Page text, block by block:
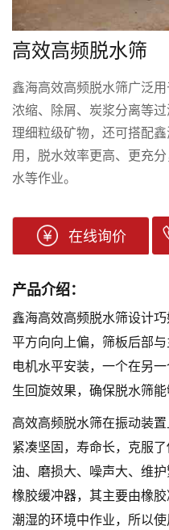
高效高频脱水筛
鑫海高效高频脱水筛广泛
浓缩、除屑、炭浆分离等
理细粒级矿物，还可搭配
用，脱水效率更高、更充
水等作业。
在线询价
产品介绍：
鑫海高效高频脱水筛设计
平方向向上偏，筛板后部
电机水平安装，一个在另
生回旋效果，确保脱水筛
高效高频脱水筛在振动装
紧凑坚固，寿命长，克服
油、磨损大、噪声大、维
橡胶缓冲器，其主要由橡
潮湿的环境中作业，所以